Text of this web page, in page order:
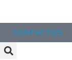
CONTACTOS